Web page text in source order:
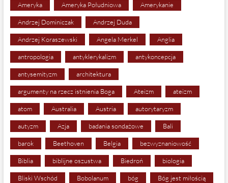
Ameryka Ameryka Południowa Amerykanie
Andrzej Dominiczak Andrzej Duda
Andrzej Koraszewski Angela Merkel Anglia
antropologia antyklerykalizm antykoncepcja
antysemityzm architektura
argumenty na rzecz istnienia Boga Ateizm ateizm
atom Australia Austria autorytaryzm
autyzm Azja badania sondażowe Bali
barok Beethoven Belgia bezwyznaniowość
Biblia biblijne oszustwa Biedroń biologia
Bliski Wschód Bobolanum bóg Bóg jest miłością